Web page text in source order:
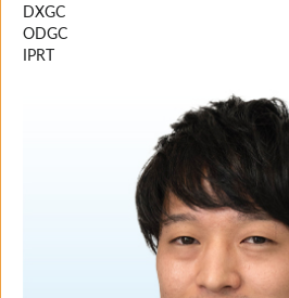
DXGC
ODGC
IPRT